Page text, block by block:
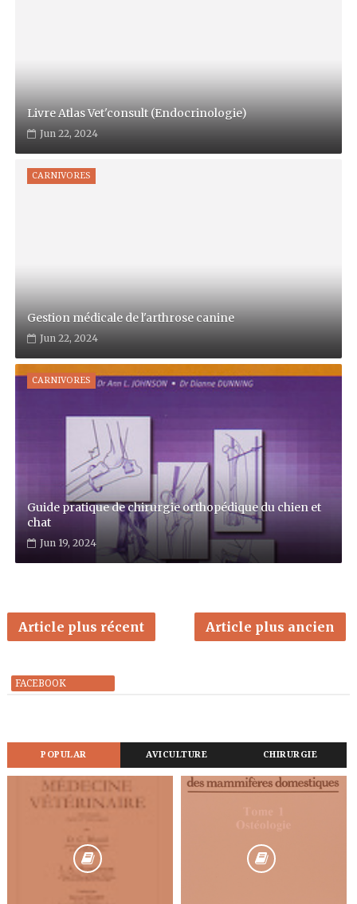
Livre Atlas Vet'consult (Endocrinologie)
Jun 22, 2024
CARNIVORES
Gestion médicale de l'arthrose canine
Jun 22, 2024
CARNIVORES
Guide pratique de chirurgie orthopédique du chien et
chat
Jun 19, 2024
Article plus récent Article plus ancien
FACEBOOK
POPULAR AVICULTURE CHIRURGIE